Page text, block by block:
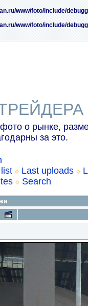
www/foto/include/
www/foto/include/
о рынке,
за это.
Last uploads
Search